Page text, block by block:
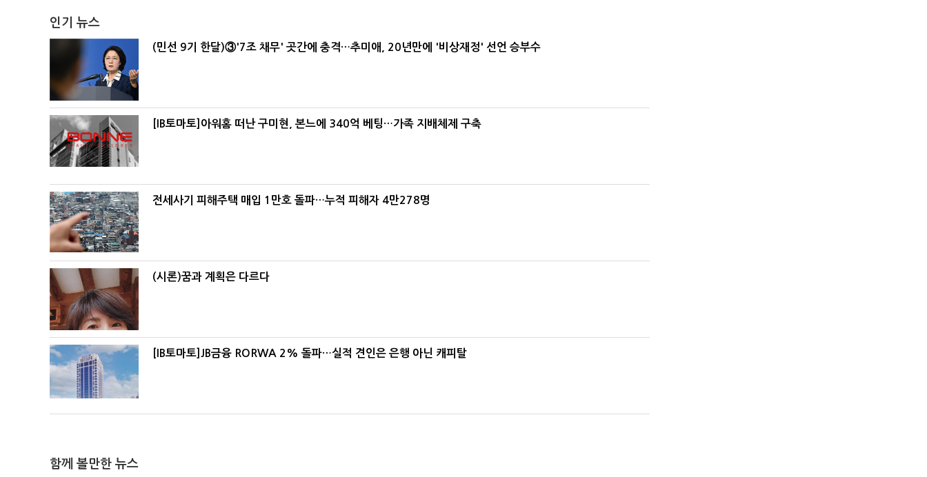
인기 뉴스
(민선 9기 한달)③'7조 채무' 곳간에 충격…추미애, 20년만에 '비상재정' 선언 승부수
[IB토마토]아워홈 떠난 구미현, 본느에 340억 베팅…가족 지배체제 구축
전세사기 피해주택 매입 1만호 돌파…누적 피해자 4만278명
(시론)꿈과 계획은 다르다
[IB토마토]JB금융 RORWA 2% 돌파…실적 견인은 은행 아닌 캐피탈
함께 볼만한 뉴스